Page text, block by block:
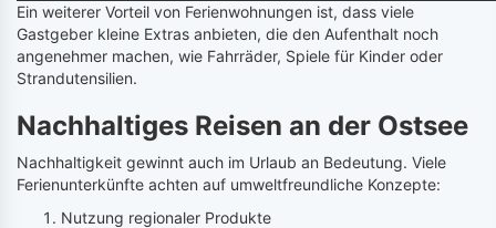
Ein weiterer Vorteil von Ferienwohnungen ist, dass viele
Gastgeber kleine Extras anbieten, die den Aufenthalt noch
angenehmer machen, wie Fahrräder, Spiele für Kinder oder
Strandutensilien.
Nachhaltiges Reisen an der Ostsee
Nachhaltigkeit gewinnt auch im Urlaub an Bedeutung. Viele
Ferienunterkünfte achten auf umweltfreundliche Konzepte:
Nutzung regionaler Produkte